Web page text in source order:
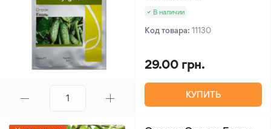
В наличии
Код товара: 11130
29.00 грн.
КУПИТЬ